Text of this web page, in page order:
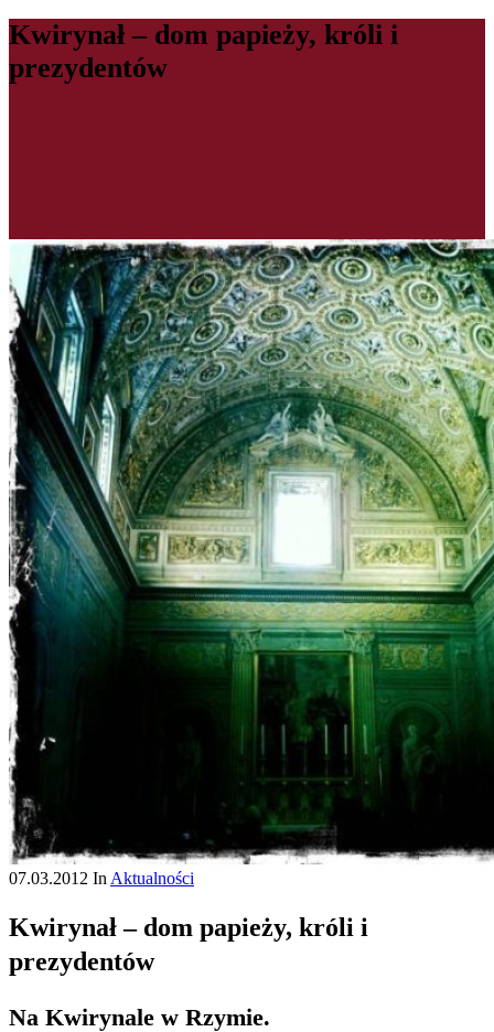
Kwirynał – dom papieży, króli i
prezydentów
07.03.2012 InAktualności
Kwirynał – dom papieży, króli i
prezydentów
Na Kwirynale w Rzymie.